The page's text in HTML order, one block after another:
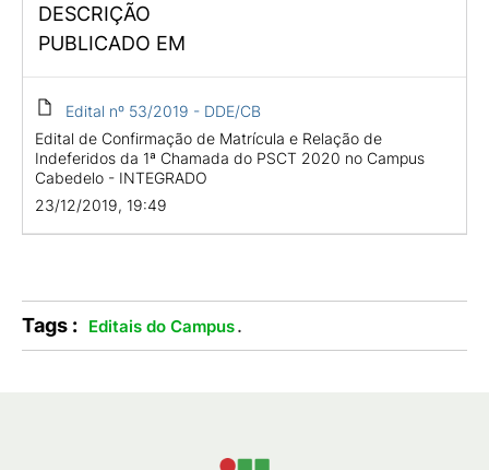
DESCRIÇÃO
PUBLICADO EM
Edital nº 53/2019 - DDE/CB
Edital de Confirmação de Matrícula e Relação de
Indeferidos da 1ª Chamada do PSCT 2020 no Campus
Cabedelo - INTEGRADO
23/12/2019, 19:49
Tags : Editais do Campus.